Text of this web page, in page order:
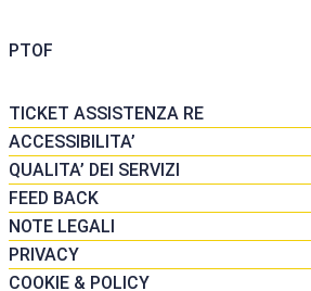
PTOF
TICKET ASSISTENZA RE
ACCESSIBILITA’
QUALITA’ DEI SERVIZI
FEED BACK
NOTE LEGALI
PRIVACY
COOKIE & POLICY